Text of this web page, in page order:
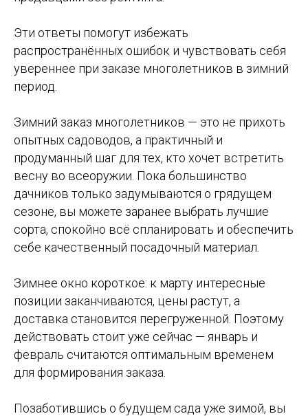
Эти ответы помогут избежать
распространённых ошибок и чувствовать себя
увереннее при заказе многолетников в зимний
период.
Зимний заказ многолетников — это не прихоть
опытных садоводов, а практичный и
продуманный шаг для тех, кто хочет встретить
весну во всеоружии. Пока большинство
дачников только задумываются о грядущем
сезоне, вы можете заранее выбрать лучшие
сорта, спокойно всё спланировать и обеспечить
себе качественный посадочный материал.
Зимнее окно короткое: к марту интересные
позиции заканчиваются, цены растут, а
доставка становится перегруженной. Поэтому
действовать стоит уже сейчас — январь и
февраль считаются оптимальным временем
для формирования заказа.
Позаботившись о будущем сада уже зимой, вы